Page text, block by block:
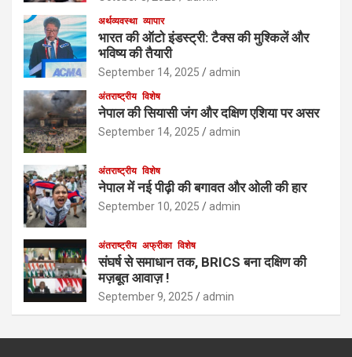
अर्थव्यवस्था व्यापार
भारत की ऑटो इंडस्ट्री: टैक्स की मुश्किलें और
भविष्य की तैयारी
September 14, 2025 admin
अंतराष्ट्रीय विशेष
नेपाल की सियासी जंग और दक्षिण एशिया पर असर
September 14, 2025 admin
अंतराष्ट्रीय विशेष
नेपाल में नई पीढ़ी की बगावत और ओली की हार
September 10, 2025 admin
अंतराष्ट्रीय अफ्रीका विशेष
संघर्ष से समाधान तक, BRICS बना दक्षिण की
मज़बूत आवाज़ !
September 9, 2025 admin